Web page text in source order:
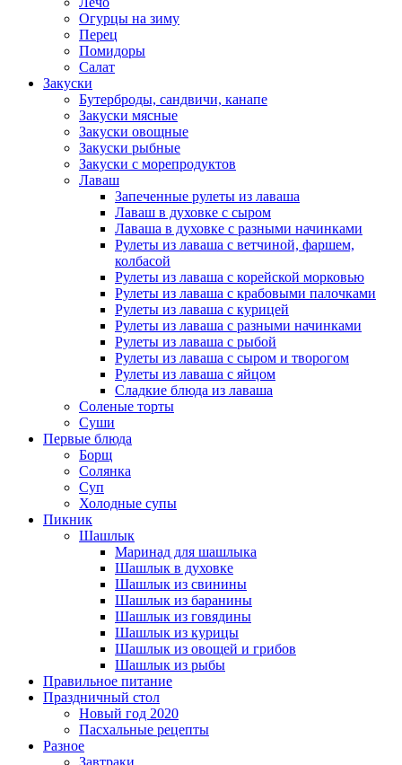
Огурцы на зиму
Перец
Помидоры
Салат
Закуски
Бутерброды, сандвичи, канапе
Закуски мясные
Закуски овощные
Закуски рыбные
Закуски с морепродуктов
Лаваш
Запеченные рулеты из лаваша
Лаваш в духовке с сыром
Лаваша в духовке с разными начинками
Рулеты из лаваша с ветчиной, фаршем,
колбасой
Рулеты из лаваша с корейской морковью
Рулеты из лаваша с крабовыми палочками
Рулеты из лаваша с курицей
Рулеты из лаваша с разными начинками
Рулеты из лаваша с рыбой
Рулеты из лаваша с сыром и творогом
Рулеты из лаваша с яйцом
Сладкие блюда из лаваша
Соленые торты
Суши
Первые блюда
Борщ
Солянка
Суп
Холодные супы
Пикник
Шашлык
Маринад для шашлыка
Шашлык в духовке
Шашлык из свинины
Шашлык из баранины
Шашлык из говядины
Шашлык из курицы
Шашлык из овощей и грибов
Шашлык из рыбы
Правильное питание
Праздничный стол
Новый год 2020
Пасхальные рецепты
Разное